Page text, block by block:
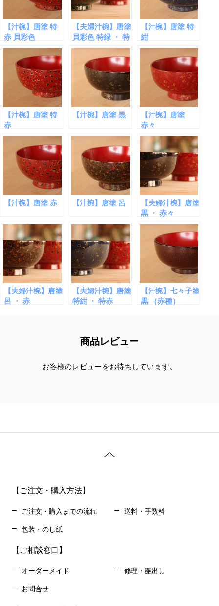
【汁椀】唐塗 特
赤 貝彩色
【夫婦汁椀】唐塗
貝彩色 特緑 ・ 特
赤
【汁椀】唐塗 特
紺
【汁椀】唐塗 特
赤
【汁椀】唐塗 黒
【汁椀】唐塗
赤々
【汁椀】唐塗 赤 【汁椀】唐塗 呂
【夫婦汁椀】唐塗
黒 ・ 赤々
【夫婦汁椀】唐塗
呂 ・ 赤
【夫婦汁椀】唐塗
特紺 ・ 特赤
【汁椀】七々子塗
黒 （赤種）
商品レビュー
お客様のレビューをお待ちしています。
【ご注文・購入方法】
ご注文・購入までの流れ 送料・手数料
包装・のし紙
【ご相談窓口】
オーダーメイド 修理・艶出し
お問合せ